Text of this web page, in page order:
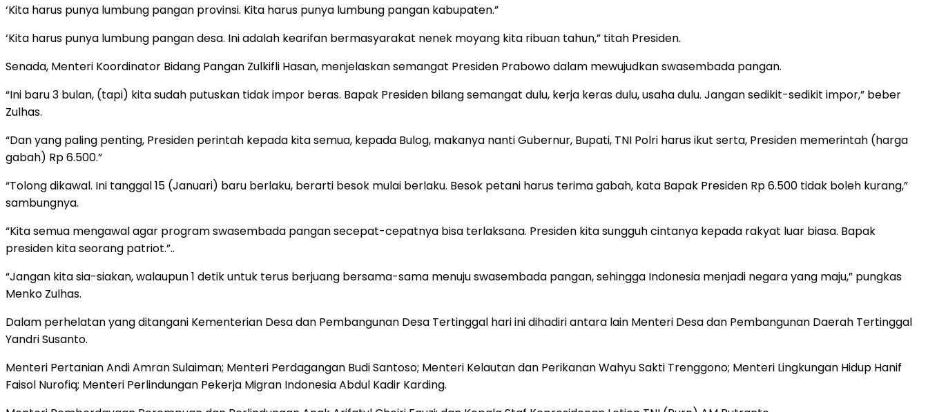
‘Kita harus punya lumbung pangan provinsi. Kita harus punya lumbung pangan kabupaten.”
‘Kita harus punya lumbung pangan desa. Ini adalah kearifan bermasyarakat nenek moyang kita ribuan tahun,” titah Presiden.
Senada, Menteri Koordinator Bidang Pangan Zulkifli Hasan, menjelaskan semangat Presiden Prabowo dalam mewujudkan swasembada pangan.
“Ini baru 3 bulan, (tapi) kita sudah putuskan tidak impor beras. Bapak Presiden bilang semangat dulu, kerja keras dulu, usaha dulu. Jangan sedikit-sedikit impor,” beber
Zulhas.
“Dan yang paling penting, Presiden perintah kepada kita semua, kepada Bulog, makanya nanti Gubernur, Bupati, TNI Polri harus ikut serta, Presiden memerintah (harga
gabah) Rp 6.500.”
“Tolong dikawal. Ini tanggal 15 (Januari) baru berlaku, berarti besok mulai berlaku. Besok petani harus terima gabah, kata Bapak Presiden Rp 6.500 tidak boleh kurang,”
sambungnya.
“Kita semua mengawal agar program swasembada pangan secepat-cepatnya bisa terlaksana. Presiden kita sungguh cintanya kepada rakyat luar biasa. Bapak
presiden kita seorang patriot.”..
“Jangan kita sia-siakan, walaupun 1 detik untuk terus berjuang bersama-sama menuju swasembada pangan, sehingga Indonesia menjadi negara yang maju,” pungkas
Menko Zulhas.
Dalam perhelatan yang ditangani Kementerian Desa dan Pembangunan Desa Tertinggal hari ini dihadiri antara lain Menteri Desa dan Pembangunan Daerah Tertinggal
Yandri Susanto.
Menteri Pertanian Andi Amran Sulaiman; Menteri Perdagangan Budi Santoso; Menteri Kelautan dan Perikanan Wahyu Sakti Trenggono; Menteri Lingkungan Hidup Hanif
Faisol Nurofiq; Menteri Perlindungan Pekerja Migran Indonesia Abdul Kadir Karding.